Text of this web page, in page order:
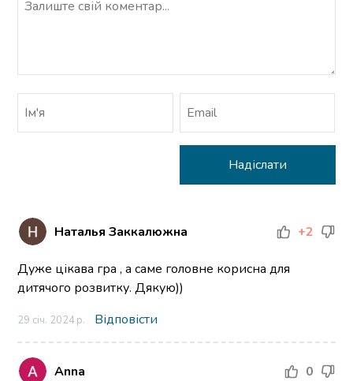
Наталья Заккалюжна +2
Дуже цікава гра , а саме головне корисна для
дитячого розвитку. Дякую))
29 січ. 2024 р. Відповісти
Anna 0